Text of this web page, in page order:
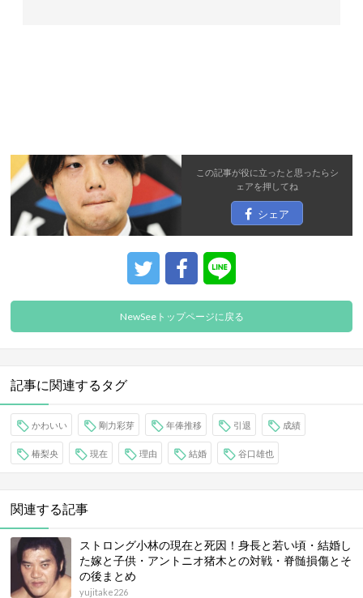
この記事が役に立ったと思ったらシ
ェアを押してね
シェア
NewSeeトップページに戻る
記事に関連するタグ
かわいい 剛力彩芽 年俸推移 引退 成績
椿梨央 現在 理由 結婚 谷口雄也
関連する記事
ストロング小林の現在と死因！身長と若い頃・結婚し
た嫁と子供・アントニオ猪木との対戦・脊髄損傷とそ
の後まとめ
yujitake226